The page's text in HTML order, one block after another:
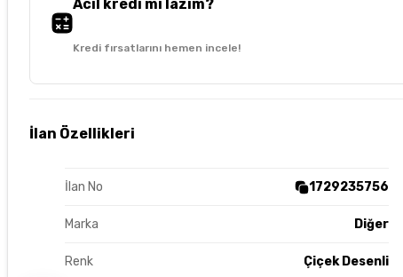
Acil kredi mi lazım?
Kredi fırsatlarını hemen incele!
İlan Özellikleri
İlan No 1729235756
Marka Diğer
Renk Çiçek Desenli